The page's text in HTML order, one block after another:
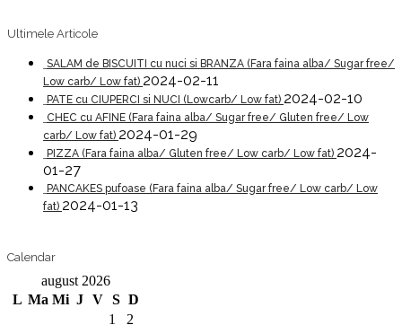
Ultimele Articole
SALAM de BISCUITI cu nuci si BRANZA (Fara faina alba/ Sugar free/
Low carb/ Low fat) 2024-02-11
PATE cu CIUPERCI si NUCI (Lowcarb/ Low fat) 2024-02-10
CHEC cu AFINE (Fara faina alba/ Sugar free/ Gluten free/ Low
carb/ Low fat) 2024-01-29
PIZZA (Fara faina alba/ Gluten free/ Low carb/ Low fat) 2024-
01-27
PANCAKES pufoase (Fara faina alba/ Sugar free/ Low carb/ Low
fat) 2024-01-13
Calendar
august 2026
L Ma Mi J V S D
1
2